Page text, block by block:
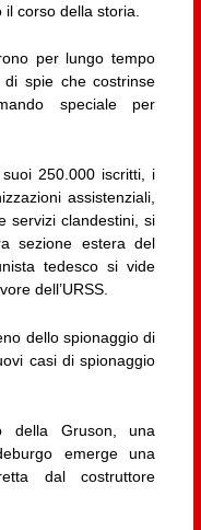
corso della storia.
per lungo tempo
spie che costrinse
speciale per
250.000 iscritti, i
assistenziali,
servizi clandestini, si
sezione estera del
tedesco si vide
dell’URSS.
dello spionaggio di
casi di spionaggio
della Gruson, una
emerge una
dal costruttore